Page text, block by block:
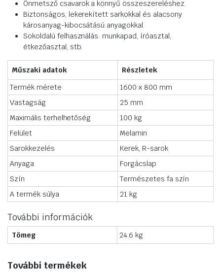
Önmetsző csavarok a könnyű összeszereléshez.
Biztonságos, lekerekített sarkokkal és alacsony
károsanyag-kibocsátású anyagokkal.
Sokoldalú felhasználás: munkapad, íróasztal,
étkezőasztal, stb.
Műszaki adatok
Részletek
Termék mérete
1600 x 800 mm
Vastagság
25 mm
Maximális terhelhetőség
100 kg
Felület
Melamin
Sarokkezelés
Kerek, R-sarok
Anyaga
Forgácslap
Szín
Természetes fa szín
A termék súlya
21 kg
További információk
Tömeg 24.6 kg
További termékek